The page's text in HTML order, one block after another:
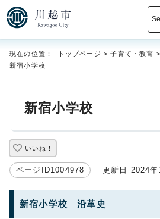
現在の位置： トップページ >子育て・教育
新宿小学校
新宿小学校
いいね！
ページID1004978 更新日 2024年
新宿小学校 沿革史